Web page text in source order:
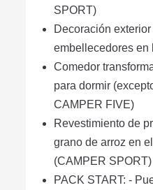
SPORT)
Decoración
embellecedores en
Comedor
para dormir
CAMPER FIVE)
Revestimiento de
grano de arroz en
(CAMPER SPORT)
PACK START: -